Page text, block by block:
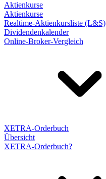
Aktienkurse
Aktienkurse
Realtime-Aktienkursliste (L&S)
Dividendenkalender
Online-Broker-Vergleich
XETRA-Orderbuch
Übersicht
XETRA-Orderbuch?